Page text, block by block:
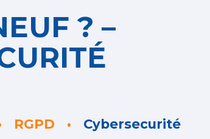
? –
RGPD Cybersecurité